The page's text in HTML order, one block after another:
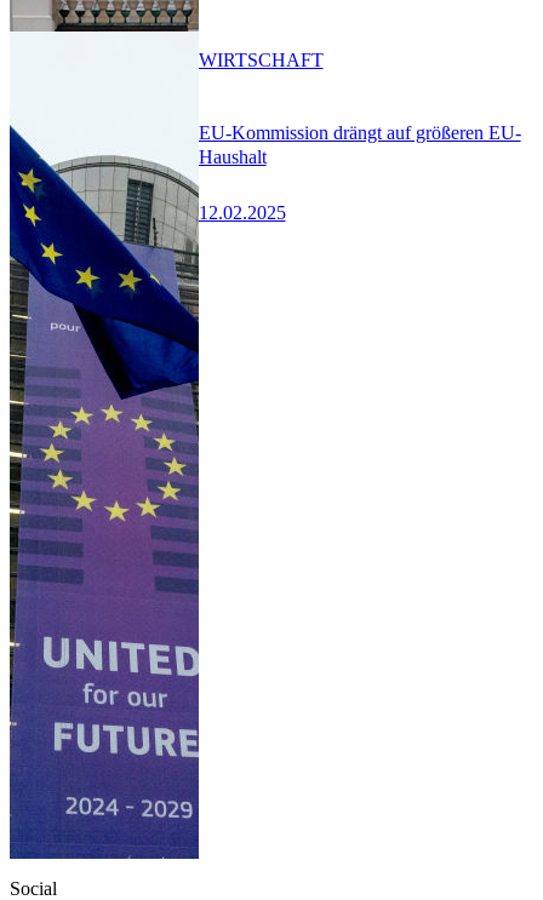
EU-Kommission drängt auf größeren EU-
Haushalt
12.02.2025
WIRTSCHAFT
Social